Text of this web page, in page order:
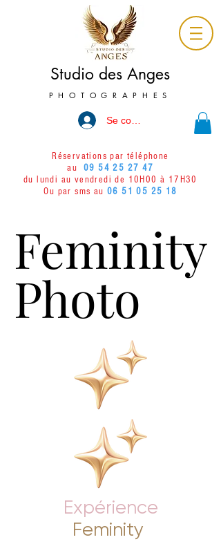
Studio des Anges
PHOTOGRAPHES
Se connecter
Réservations par téléphone
au 09 54 25 27 47
du lundi au vendredi de 10H00 à 17H30
Ou par sms au 06 51 05 25 18
Feminity
Photo
Feminity
Photo
Expérience
Feminity